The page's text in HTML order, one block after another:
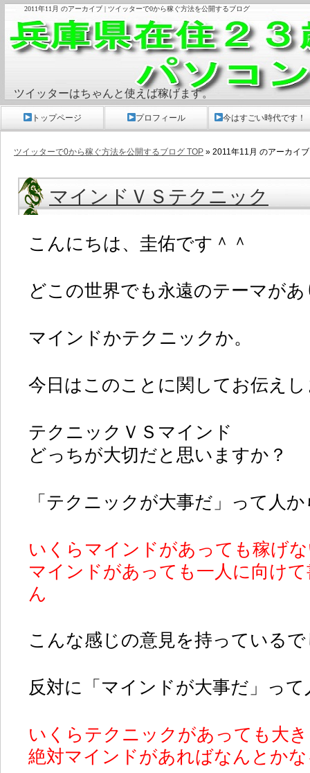
2011年11月 のアーカイブ | ツイッターで0から稼ぐ方法を公開するブログ
マインドＶＳテクニック
こんにちは、圭佑です＾＾
どこの世界でも永遠のテーマが
マインドかテクニックか。
今日はこのことに関してお伝え
テクニックＶＳマインド
どっちが大切だと思いますか？
「テクニックが大事だ」って人
いくらマインドがあっても稼げ
マインドがあっても一人に向け
ん
こんな感じの意見を持っている
反対に「マインドが大事だ」っ
いくらテクニックがあっても大
絶対マインドがあればなんとか
ツイッターで0から稼ぐ方法を公開するブログ TOP » 2011年11月 のアーカイブ
ツイッターはちゃんと使えば稼げます。
トップページ プロフィール 今はすごい時代です！